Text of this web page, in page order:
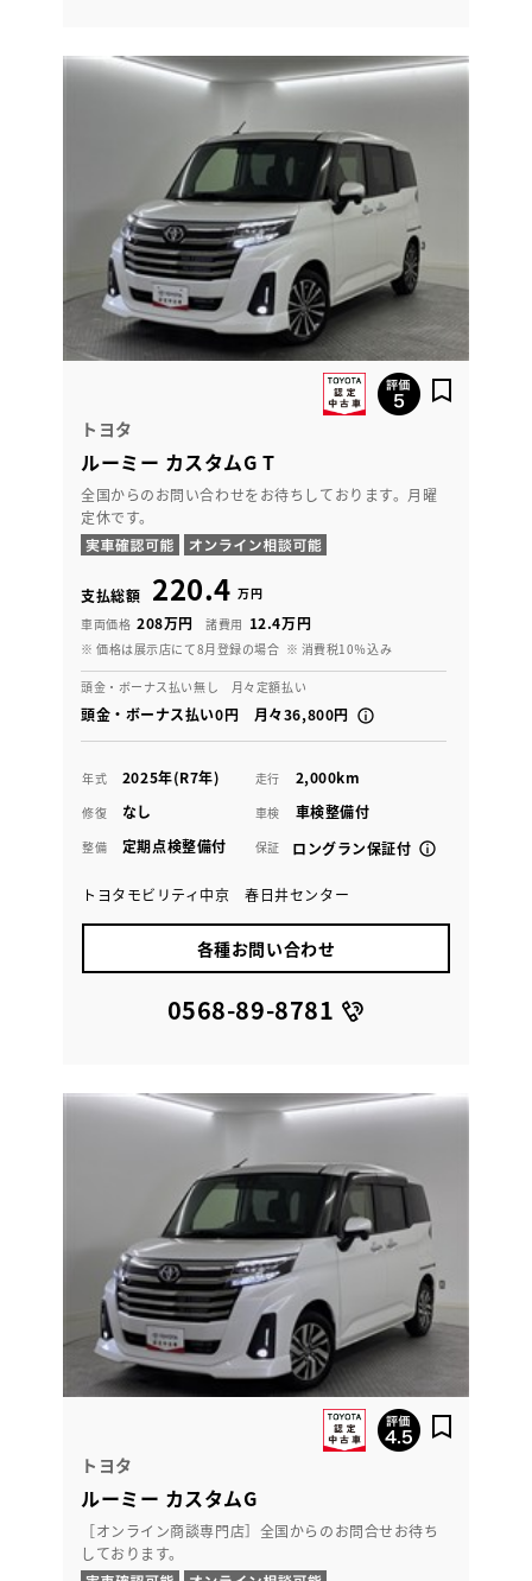
トヨタ
ルーミー カスタムG T
全国からのお問い合わせをお待ちしております。月曜
定休です。
支払総額 220.4 万円
車両価格 208万円 諸費用 12.4万円
※ 価格は展示店にて8月登録の場合 ※ 消費税10％込み
頭金・ボーナス払い無し 月々定額払い
頭金・ボーナス払い0円 月々36,800円
年式 2025年(R7年) 走行 2,000km
修復 なし 車検 車検整備付
整備 定期点検整備付 保証 ロングラン保証付
トヨタモビリティ中京 春日井センター
各種お問い合わせ
0568-89-8781
トヨタ
ルーミー カスタムG
［オンライン商談専門店］全国からのお問合せお待ち
しております。